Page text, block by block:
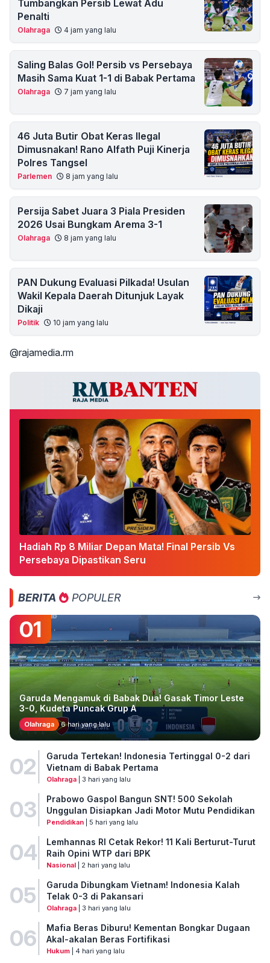
Tumbangkan Persib Lewat Adu
Penalti
Olahraga 4 jam yang lalu
Saling Balas Gol! Persib vs Persebaya
Masih Sama Kuat 1-1 di Babak Pertama
Olahraga 7 jam yang lalu
46 Juta Butir Obat Keras Ilegal
Dimusnakan! Rano Alfath Puji Kinerja
Polres Tangsel
Parlemen 8 jam yang lalu
Persija Sabet Juara 3 Piala Presiden
2026 Usai Bungkam Arema 3-1
Olahraga 8 jam yang lalu
PAN Dukung Evaluasi Pilkada! Usulan
Wakil Kepala Daerah Ditunjuk Layak
Dikaji
Politik 10 jam yang lalu
@rajamedia.rm
Hadiah Rp 8 Miliar Depan Mata! Final Persib Vs
Persebaya Dipastikan Seru
BERITA POPULER
01
Garuda Mengamuk di Babak Dua! Gasak Timor Leste
3-0, Kudeta Puncak Grup A
Olahraga 6 hari yang lalu
02
Garuda Tertekan! Indonesia Tertinggal 0-2 dari
Vietnam di Babak Pertama
Olahraga| 3 hari yang lalu
03
Prabowo Gaspol Bangun SNT! 500 Sekolah
Unggulan Disiapkan Jadi Motor Mutu Pendidikan
Pendidikan| 5 hari yang lalu
04
Lemhannas RI Cetak Rekor! 11 Kali Berturut-Turut
Raih Opini WTP dari BPK
Nasional| 2 hari yang lalu
05
Garuda Dibungkam Vietnam! Indonesia Kalah
Telak 0-3 di Pakansari
Olahraga| 3 hari yang lalu
06
Mafia Beras Diburu! Kementan Bongkar Dugaan
Akal-akalan Beras Fortifikasi
Hukum| 4 hari yang lalu